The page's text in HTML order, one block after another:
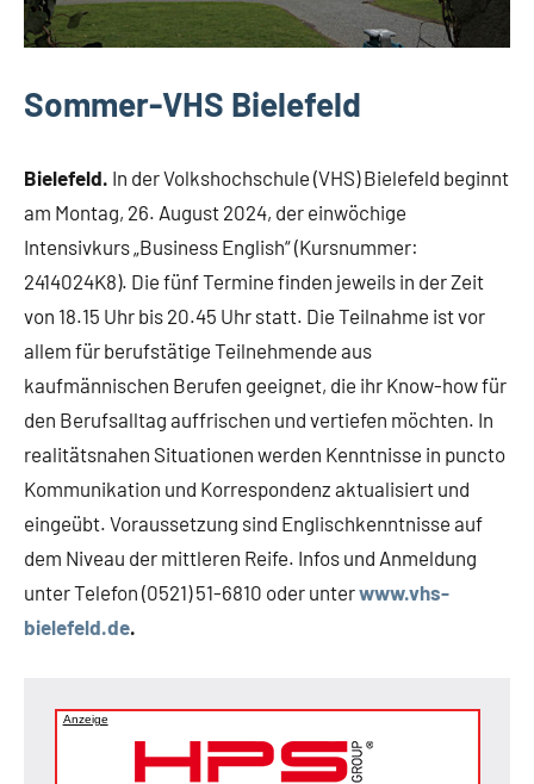
Sommer-VHS Bielefeld
Bielefeld. In der Volkshochschule (VHS) Bielefeld beginnt
am Montag, 26. August 2024, der einwöchige
Intensivkurs „Business English“ (Kursnummer:
2414024K8). Die fünf Termine finden jeweils in der Zeit
von 18.15 Uhr bis 20.45 Uhr statt. Die Teilnahme ist vor
allem für berufstätige Teilnehmende aus
kaufmännischen Berufen geeignet, die ihr Know-how für
den Berufsalltag auffrischen und vertiefen möchten. In
realitätsnahen Situationen werden Kenntnisse in puncto
Kommunikation und Korrespondenz aktualisiert und
eingeübt. Voraussetzung sind Englischkenntnisse auf
dem Niveau der mittleren Reife. Infos und Anmeldung
unter Telefon (0521) 51-6810 oder unterwww.vhs-
bielefeld.de.
Anzeige